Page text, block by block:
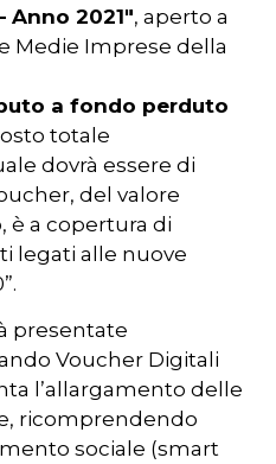
Anno 2021″, aperto a
Medie Imprese della
a fondo perduto
totale
dovrà essere di
del valore
è a copertura di
legati alle nuove
presentate
Voucher Digitali
l’allargamento delle
ricomprendendo
sociale (smart